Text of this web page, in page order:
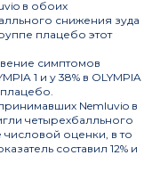
в обоих
снижения зуда
плацебо этот
симптомов
1 и у 38% в OLYMPIA
плацебо.
Nemluvio в
четырехбалльного
оценки, в то
составил 12% и